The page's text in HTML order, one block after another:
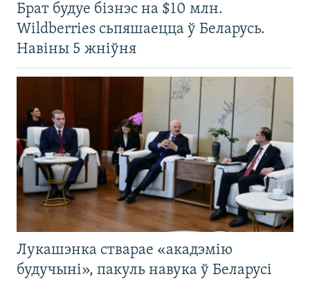
Брат будуе бізнэс на $10 млн.
Wildberries сьпяшаецца ў Беларусь.
Навіны 5 жніўня
Лукашэнка стварае «акадэмію
будучыні», пакуль навука ў Беларусі